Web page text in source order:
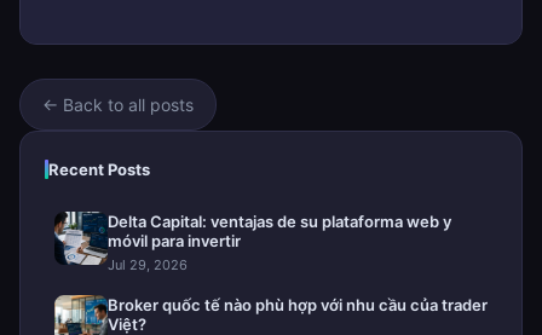
← Back to all posts
Recent Posts
Delta Capital: ventajas de su plataforma web y
móvil para invertir
Jul 29, 2026
Broker quốc tế nào phù hợp với nhu cầu của trader
Việt?